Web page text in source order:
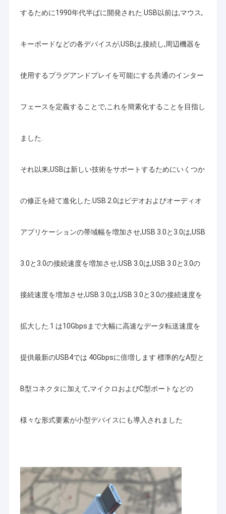
するために1990年代半ばに開発された.USB以前は,マウス,
キーボードなどの各デバイスが,USBは,接続し,周辺機器を
使用するプラグアンドプレイを可能にする共通のインター
フェースを定義することで,これを簡素化することを目指し
ました.
それ以来,USBは新しい技術をサポートするためにいくつか
の修正を経て進化した.USB 2.0はビデオおよびオーディオ
アプリケーションの帯域幅を増加させ,USB 3.0と3.0は,USB
3.0と3.0の接続速度を増加させ,USB 3.0は,USB 3.0と3.0の
接続速度を増加させ,USB 3.0は,USB 3.0と3.0の接続速度を
拡大した.1 は10Gbpsまで大幅に高速なデータ転送速度を
提供最新のUSB4では 40Gbpsに倍増します 標準的なA型と
B型コネクタに加えて,マイクロおよびC型ポートなどの
様々な形式要素が小型デバイスにも導入されました